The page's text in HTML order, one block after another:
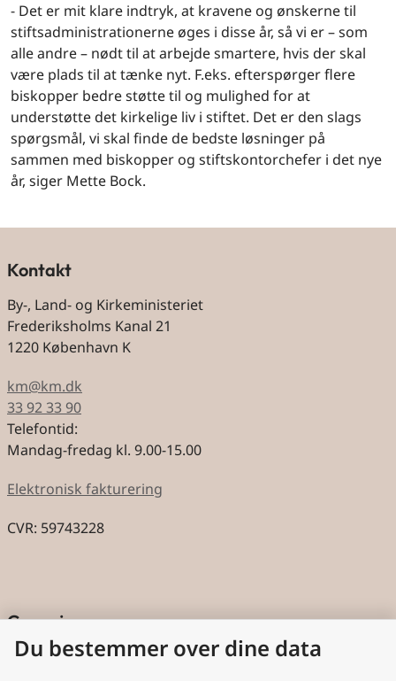
- Det er mit klare indtryk, at kravene og ønskerne til
stiftsadministrationerne øges i disse år, så vi er – som
alle andre – nødt til at arbejde smartere, hvis der skal
være plads til at tænke nyt. F.eks. efterspørger flere
biskopper bedre støtte til og mulighed for at
understøtte det kirkelige liv i stiftet. Det er den slags
spørgsmål, vi skal finde de bedste løsninger på
sammen med biskopper og stiftskontorchefer i det nye
år, siger Mette Bock.
Kontakt
By-, Land- og Kirkeministeriet
Frederiksholms Kanal 21
1220 København K
km@km.dk
33 92 33 90
Telefontid:
Mandag-fredag kl. 9.00-15.00
Elektronisk fakturering
CVR: 59743228
Genveje
Cookies
Du bestemmer over dine data